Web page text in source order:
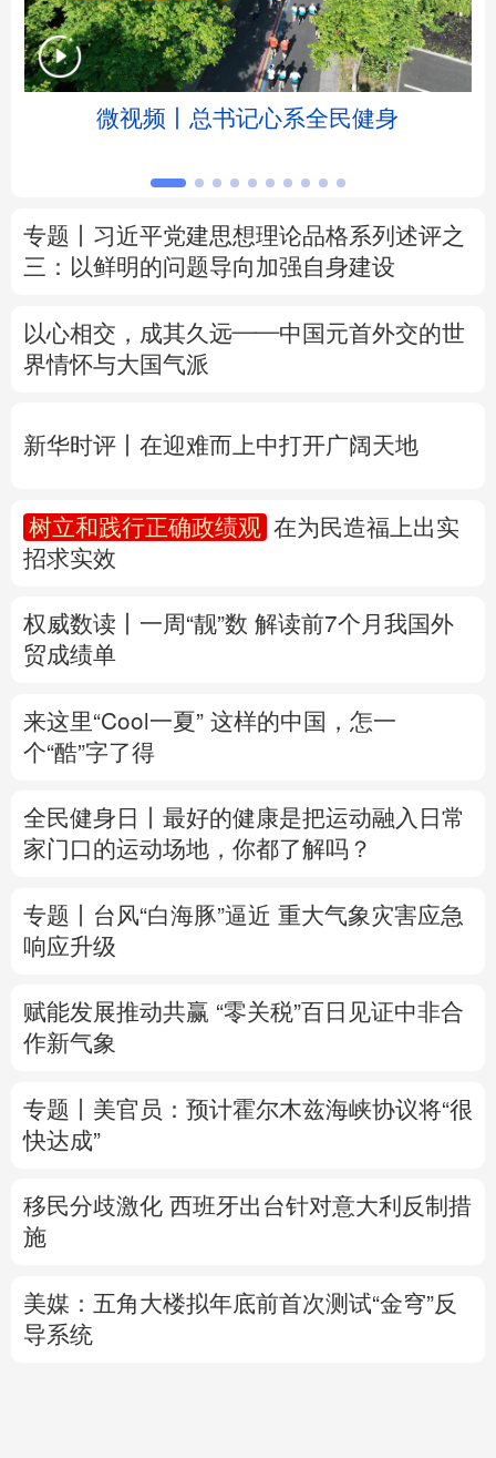
北京 天津 河北 山西
辽宁 吉林 上海 江苏
安徽 福建
河南 湖北
广东 广西 海南 重庆
陕西 甘肃
English
Русский язык 日本語 한국어
微视频丨总书记心系全民健身
专题丨 习近平党建思想理论品格系列述评之
三：以鲜明的问题导向加强自身建设
以心相交，成其久远——中国元首外交的世
界情怀与大国气派
新华时评丨在迎难而上中打开广阔天地
树立和践行正确政绩观
在为民造福上出实
招求实效
权威数读丨一周“靓”数 解读前7个月我国外
贸成绩单
来这里“Cool一夏” 这样的中国，怎一
个“酷”字了得
全民健身日丨 最好的健康是把运动融入日常
家门口的运动场地，你都了解吗？
专题丨 台风“白海豚”逼近 重大气象灾害应急
响应升级
赋能发展推动共赢 “零关税”百日见证中非合
作新气象
专题丨 美官员：预计霍尔木兹海峡协议将“很
快达成”
移民分歧激化 西班牙出台针对意大利反制措
施
美媒：五角大楼拟年底前首次测试“金穹”反
导系统